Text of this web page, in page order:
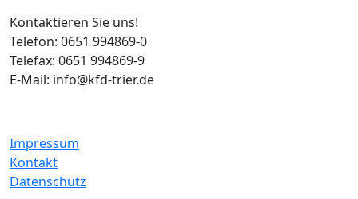
Kontaktieren Sie uns!
Telefon: 0651 994869-0
Telefax: 0651 994869-9
E-Mail: info@kfd-trier.de
Impressum
Kontakt
Datenschutz